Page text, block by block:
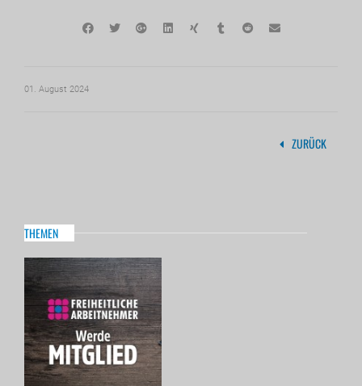
01. August 2024
ZURÜCK
THEMEN